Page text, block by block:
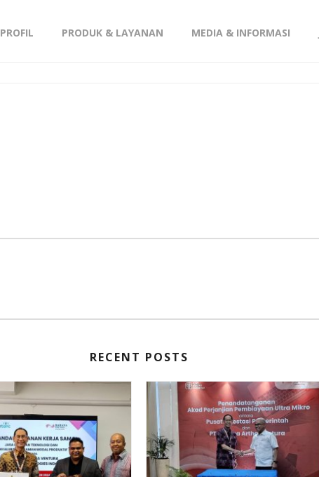
PROFIL PRODUK & LAYANAN MEDIA & INFORMASI
RECENT POSTS